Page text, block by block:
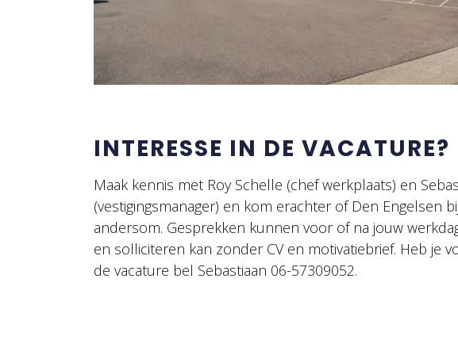
INTERESSE IN DE VACATURE?
Maak kennis met Roy Schelle (chef werkplaats) en
(vestigingsmanager) en kom erachter of Den Engelsen
andersom. Gesprekken kunnen voor of na jouw
en solliciteren kan zonder CV en motivatiebrief. Heb je
de vacature bel Sebastiaan 06-57309052.